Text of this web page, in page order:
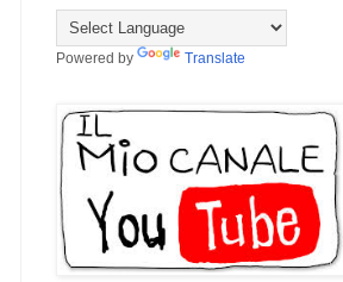
Powered by Translate